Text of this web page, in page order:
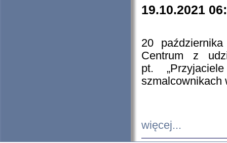
19.10.2021
20
Centrum z
pt.
szmalcownikach
więcej...